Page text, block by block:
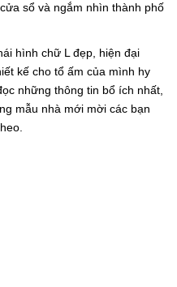
sổ và ngắm nhìn thành phố
hình chữ L đẹp, hiện đại
kế cho tổ ấm của mình hy
những thông tin bổ ích nhất,
mẫu nhà mới mời các bạn